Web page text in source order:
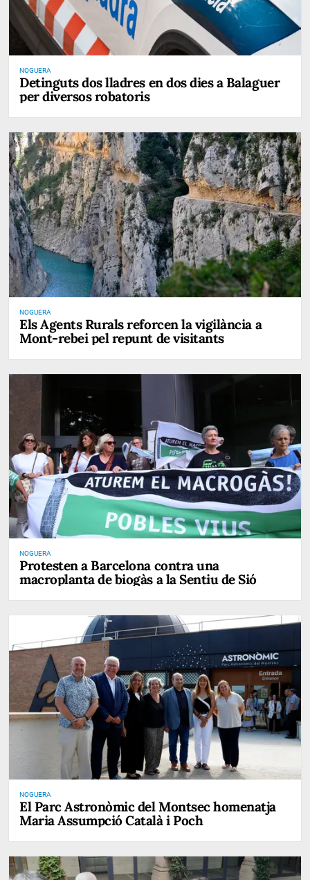
NOGUERA
Detinguts dos lladres en dos dies a Balaguer
per diversos robatoris
NOGUERA
Els Agents Rurals reforcen la vigilància a
Mont-rebei pel repunt de visitants
NOGUERA
Protesten a Barcelona contra una
macroplanta de biogàs a la Sentiu de Sió
NOGUERA
El Parc Astronòmic del Montsec homenatja
Maria Assumpció Català i Poch